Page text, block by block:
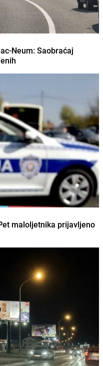
Neum: Saobraćaj
maloljetnika prijavljeno